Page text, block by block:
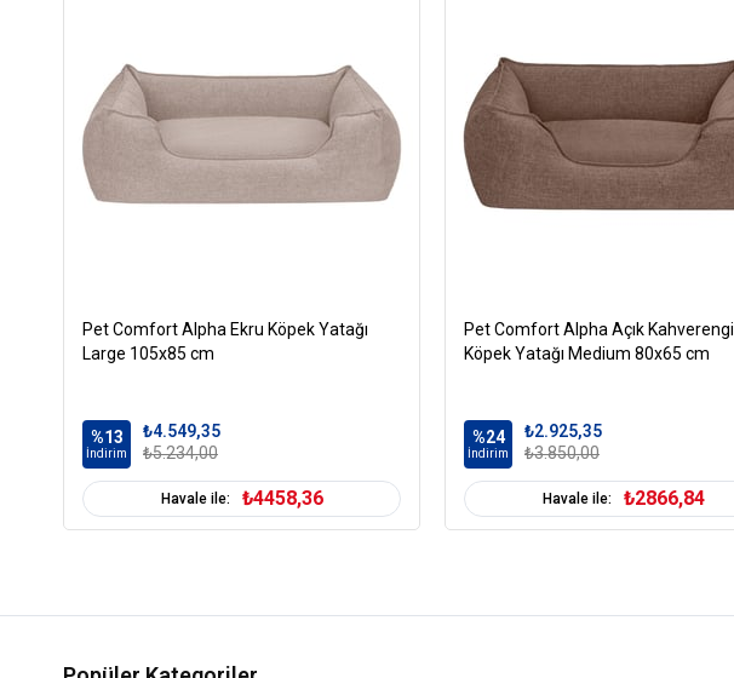
Pet Comfort Alpha Ekru Köpek Yatağı
Large 105x85 cm
%13
İndirim
₺4.549,35
₺5.234,00
Havale ile: ₺4458,36
Pet Comfort Alpha Açık Kahverengi
Köpek Yatağı Medium 80x65 cm
%24
İndirim
₺2.925,35
₺3.850,00
Havale ile: ₺2866,84